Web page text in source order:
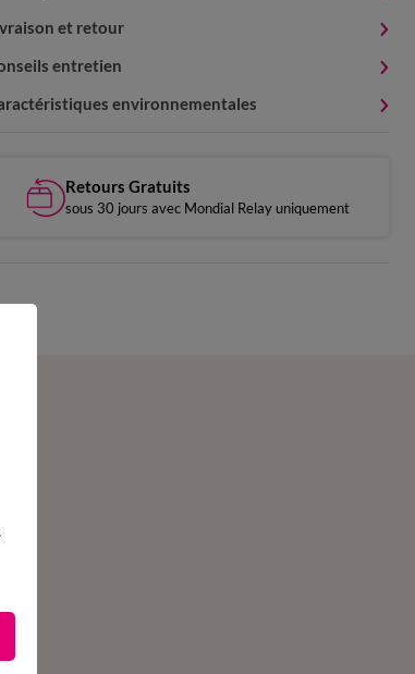
et retour
entretien
environnementales
Retours Gratuits
sous 30 jours avec Mondial Relay uniquement